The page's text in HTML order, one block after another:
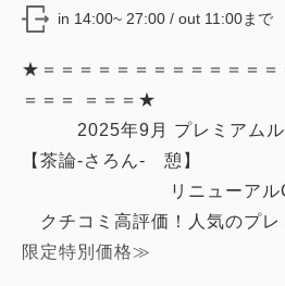
in 14:00~ 27:00 / out 11:00まで
★＝＝＝＝＝＝＝＝＝＝＝＝＝
＝＝＝ ＝＝＝★
2025年9月 プレミアムル
【茶論-さろん- 憩】
リニューアルOPEN
クチコミ高評価！人気のプ
限定特別価格≫